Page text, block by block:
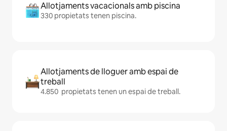
Allotjaments vacacionals amb piscina
330 propietats tenen piscina.
Allotjaments de lloguer amb espai de
treball
4.850 propietats tenen un espai de treball.